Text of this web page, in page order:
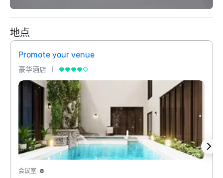
地点
Promote your venue
豪华酒店
会议室: 8